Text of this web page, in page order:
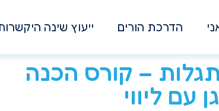
הדרכת הורים ייעוץ שינה
– קורס הכנה
עם ליווי